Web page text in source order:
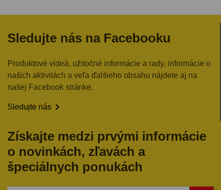
Sledujte nás na Facebooku
Produktové videá, užitočné informácie a rady, informácie o
našich aktivitách a veľa ďalšieho obsahu nájdete aj na
našej Facebook stránke.
Sledujte nás 
Získajte medzi prvými informácie
o novinkách, zľavách a
špeciálnych ponukách